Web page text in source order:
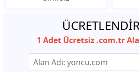
1 Adet Ücretsiz .com.tr